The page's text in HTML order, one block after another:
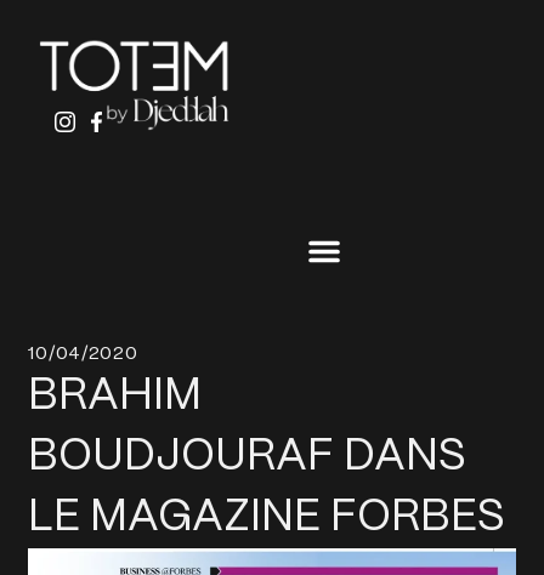
CONTENU
10/04/2020
BRAHIM
BOUDJOURAF DANS
LE MAGAZINE FORBES